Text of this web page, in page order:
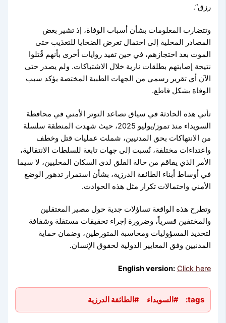
رزق”.
وتتضارب المعلومات بشأن أسباب الوفاة، إذ تشير بعض
المصادر المحلية إلى احتمال تعرض الضحايا للتعذيب حتى
الموت بعد احتجازهم، في حين تفيد روايات أخرى بأنهم قُتلوا
نتيجة إصابتهم بطلقات نارية خلال الاشتباكات. ولم يصدر حتى
الآن أي تقرير رسمي من الجهات الطبية المختصة يؤكد سبب
الوفاة بشكل قاطع.
تأتي هذه الحادثة في سياق تصاعد التوتر الأمني في محافظة
السويداء منذ تموز/يوليو 2025، حيث شهدت المنطقة سلسلة
من الانتهاكات بحق المدنيين، شملت عمليات قتل وخطف
واعتداءات مختلفة، نُسبت إلى جهات تابعة للسلطات الانتقالية،
الأمر الذي يفاقم من حالة القلق لدى السكان المحليين، لا سيما
في أوساط أبناء الطائفة الدرزية، بشأن استمرار تدهور الوضع
الأمني واحتمالات تكرار مثل هذه الحوادث.
وتطرح هذه الواقعة تساؤلات جدية حول مصير المعتقلين
والمختفين قسرياً، وضرورة إجراء تحقيقات مستقلة وشفافة
لتحديد المسؤوليات ومحاسبة المتورطين، وضمان حماية
المدنيين وفق المعايير الدولية لحقوق الإنسان.
English version: Click here
tags: #السويداء #الطائفة الدرزية